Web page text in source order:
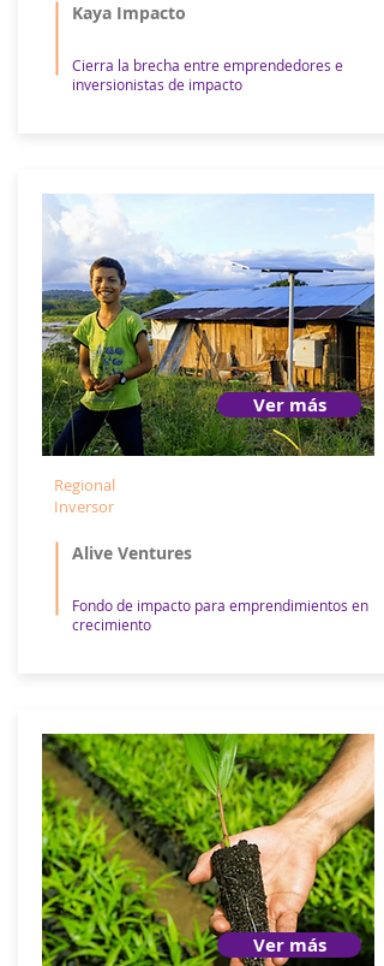
Kaya Impacto
Cierra la brecha entre emprendedores e
inversionistas de impacto
Ver más
Regional
Inversor
Alive Ventures
Fondo de impacto para emprendimientos en
crecimiento
Ver más